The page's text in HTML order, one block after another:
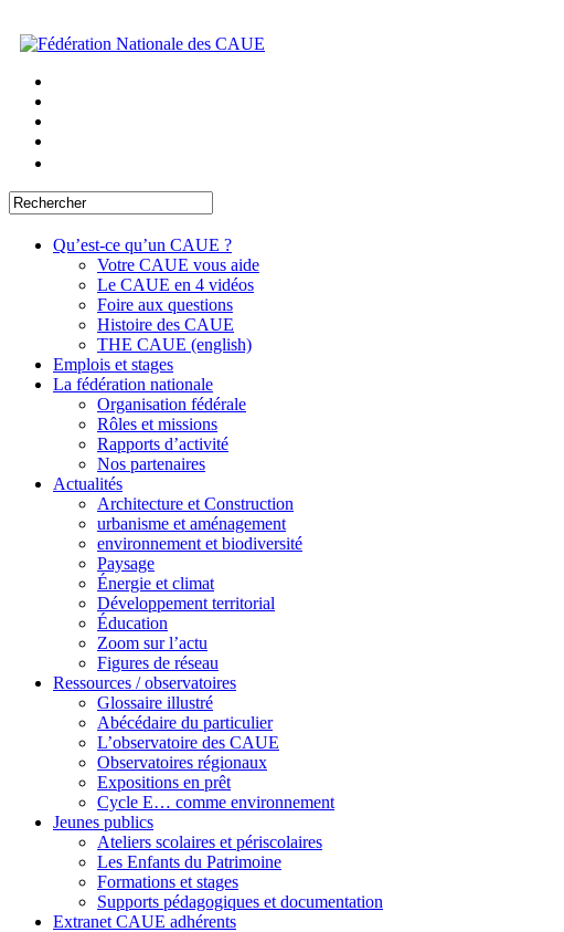
Qu’est-ce qu’un CAUE ?
Votre CAUE vous aide
Le CAUE en 4 vidéos
Foire aux questions
Histoire des CAUE
THE CAUE (english)
Emplois et stages
La fédération nationale
Organisation fédérale
Rôles et missions
Rapports d’activité
Nos partenaires
Actualités
Architecture et Construction
urbanisme et aménagement
environnement et biodiversité
Paysage
Énergie et climat
Développement territorial
Éducation
Zoom sur l’actu
Figures de réseau
Ressources / observatoires
Glossaire illustré
Abécédaire du particulier
L’observatoire des CAUE
Observatoires régionaux
Expositions en prêt
Cycle E… comme environnement
Jeunes publics
Ateliers scolaires et périscolaires
Les Enfants du Patrimoine
Formations et stages
Supports pédagogiques et documentation
Extranet CAUE adhérents